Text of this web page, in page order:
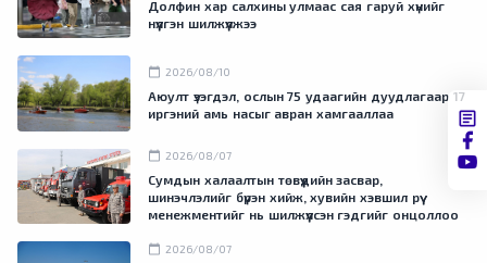
Долфин хар салхины улмаас сая гаруй хүнийг
нүүлгэн шилжүүлжээ
calendar_today 2026/08/10
Аюулт үзэгдэл, ослын 75 удаагийн дуудлагаар 17
иргэний амь насыг авран хамгааллаа
calendar_today 2026/08/07
Сумдын халаалтын төвүүдийн засвар,
шинэчлэлийг бүрэн хийж, хувийн хэвшил рүү
менежментийг нь шилжүүлсэн гэдгийг онцоллоо
calendar_today 2026/08/07